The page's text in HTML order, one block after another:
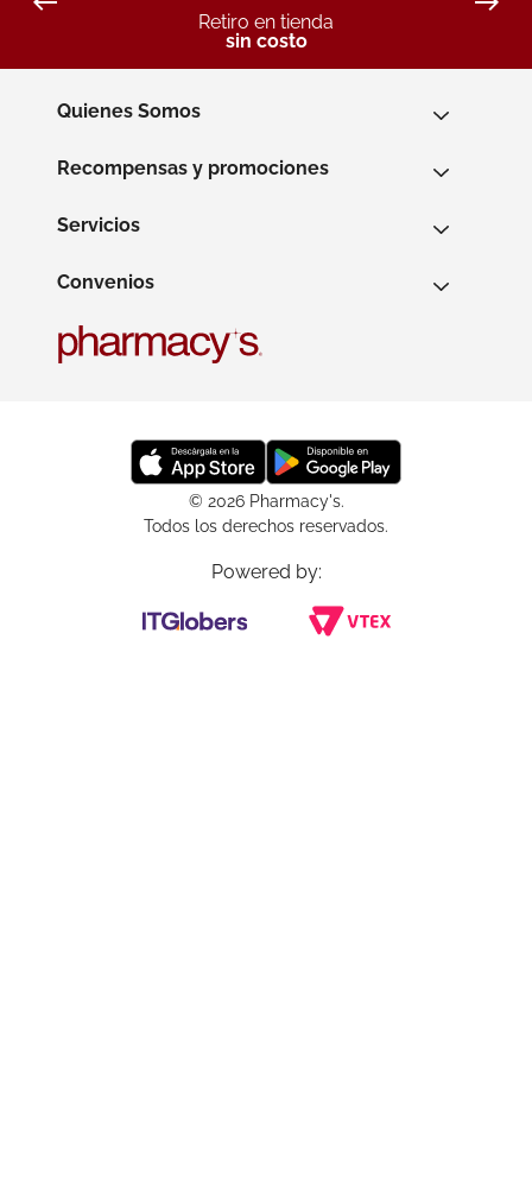
Retiro en tienda
sin costo
Quienes Somos
Recompensas y promociones
Servicios
Convenios
© 2026 Pharmacy's.
Todos los derechos reservados.
Powered by: